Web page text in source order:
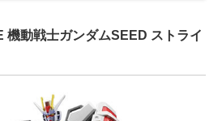
機動戦士ガンダムSEED ストライ